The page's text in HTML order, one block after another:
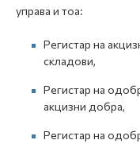
Е-Весник
управа и тоа:
Регистар на
складови,
Регистар на
акцизни добра,
Регистар на